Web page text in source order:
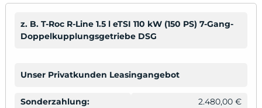
z. B. T-Roc R-Line 1.5 l eTSI 110 kW (150 PS) 7-Gang-
Doppelkupplungsgetriebe DSG
Unser Privatkunden Leasingangebot
Sonderzahlung:
2.480,00 €